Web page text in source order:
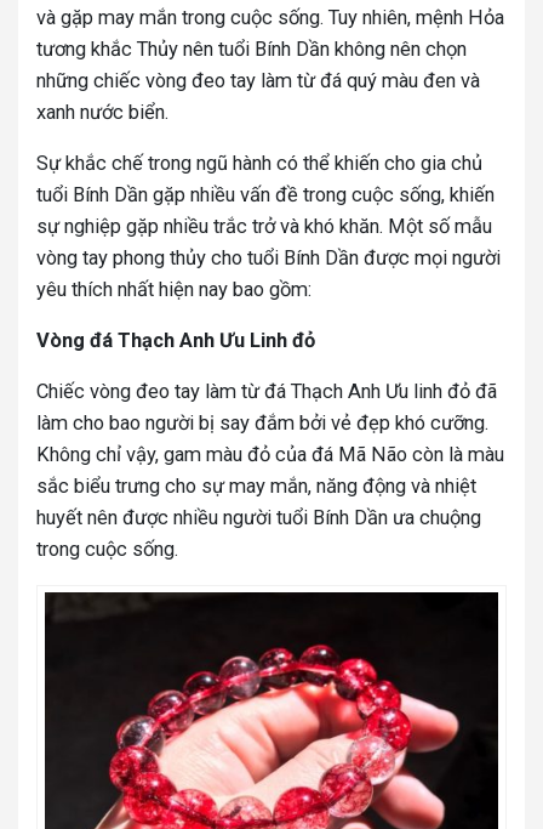
và gặp may mắn trong cuộc sống. Tuy nhiên, mệnh Hỏa
tương khắc Thủy nên tuổi Bính Dần không nên chọn
những chiếc vòng đeo tay làm từ đá quý màu đen và
xanh nước biển.
Sự khắc chế trong ngũ hành có thể khiến cho gia chủ
tuổi Bính Dần gặp nhiều vấn đề trong cuộc sống, khiến
sự nghiệp gặp nhiều trắc trở và khó khăn. Một số mẫu
vòng tay phong thủy cho tuổi Bính Dần được mọi người
yêu thích nhất hiện nay bao gồm:
Vòng đá Thạch Anh Ưu Linh đỏ
Chiếc vòng đeo tay làm từ đá Thạch Anh Ưu linh đỏ đã
làm cho bao người bị say đắm bởi vẻ đẹp khó cưỡng.
Không chỉ vậy, gam màu đỏ của đá Mã Não còn là màu
sắc biểu trưng cho sự may mắn, năng động và nhiệt
huyết nên được nhiều người tuổi Bính Dần ưa chuộng
trong cuộc sống.